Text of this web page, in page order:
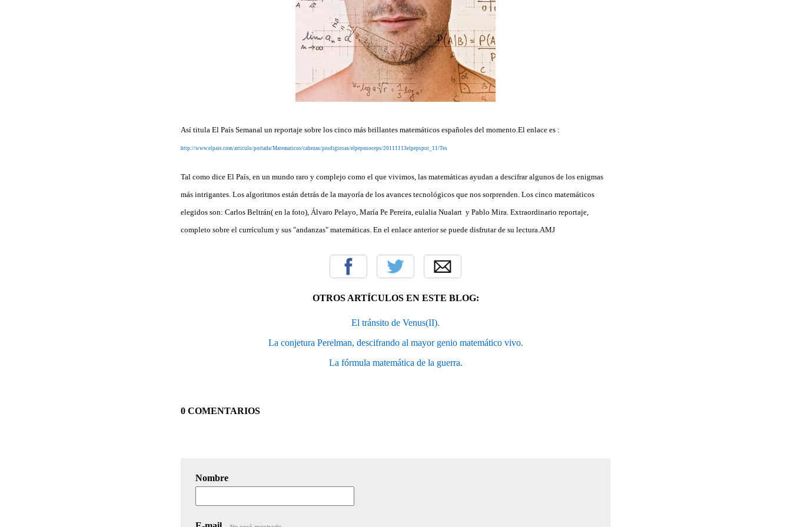
Así titula El País Semanal un reportaje sobre los cinco más brillantes matemáticos españoles del momento.El enlace es :
http://www.elpais.com/articulo/portada/Matematicos/cabezas/prodigiosas/elpepusoceps/20111113elpepspor_11/Tes
Tal como dice El País, en un mundo raro y complejo como el que vivimos, las matemáticas ayudan a descifrar algunos de los enigmas
más intrigantes. Los algoritmos están detrás de la mayoría de los avances tecnológicos que nos sorprenden. Los cinco matemáticos
elegidos son: Carlos Beltrán( en la foto), Álvaro Pelayo, María Pe Pereira, eulalia Nualart y Pablo Mira. Extraordinario reportaje,
completo sobre el currículum y sus "andanzas" matemáticas. En el enlace anterior se puede disfrutar de su lectura.AMJ
OTROS ARTÍCULOS EN ESTE BLOG:
El tránsito de Venus(II).
La conjetura Perelman, descifrando al mayor genio matemático vivo.
La fórmula matemática de la guerra.
0 COMENTARIOS
Nombre